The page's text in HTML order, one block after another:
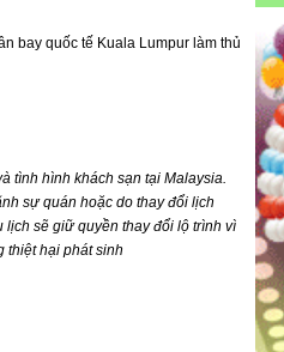
bay quốc tế Kuala Lumpur làm thủ
tình hình khách sạn tại Malaysia.
sự quán hoặc do thay đổi lịch
lịch sẽ giữ quyền thay đổi lộ trình vì
thiệt hại phát sinh